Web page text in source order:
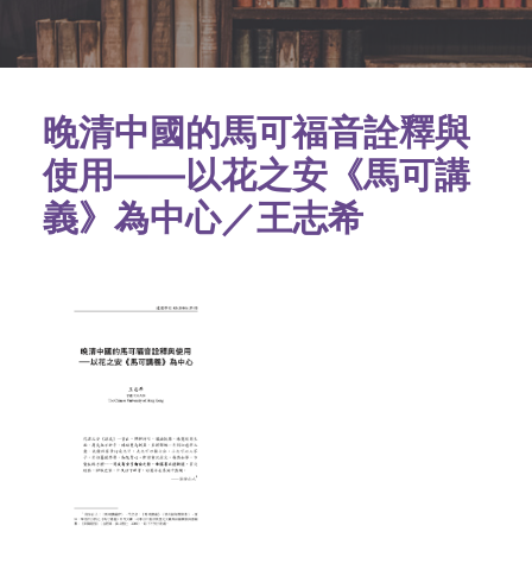
晚清中國的馬可福音詮釋與
使用——以花之安《馬可講
義》為中心／王志希